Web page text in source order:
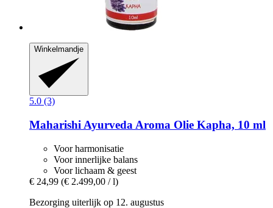
Winkelmandje
5.0 (3)
Maharishi Ayurveda Aroma Olie Kapha, 10 ml
Voor harmonisatie
Voor innerlijke balans
Voor lichaam & geest
€ 24,99 (€ 2.499,00 / l)
Bezorging uiterlijk op 12. augustus